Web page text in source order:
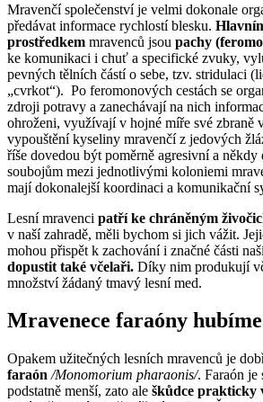
Mravenčí společenství je velmi dokonale
předávat informace rychlostí blesku.
prostředkem mravenců jsou pachy
ke komunikaci i chuť a specifické zvuky,
pevných tělních částí o sebe, tzv. stridulaci
„cvrkot“). Po feromonových cestách se
zdroji potravy a zanechávají na nich
ohroženi, využívají v hojné míře své zbraně
vypouštění kyseliny mravenčí z jedových
říše dovedou být poměrně agresivní a
soubojům mezi jednotlivými koloniemi
mají dokonalejší koordinaci a komunikační
Lesní mravenci patří ke chráněným
v naší zahradě, měli bychom si jich vážit.
mohou přispět k zachování i značné části
dopustit také včelaři. Díky nim produkují
množství žádaný tmavý lesní med.
Mravenece faraóny hubíme
Opakem užitečných lesních mravenců je
faraón /Monomorium pharaonis/. Faraón je
podstatně menší, zato ale škůdce prakticky